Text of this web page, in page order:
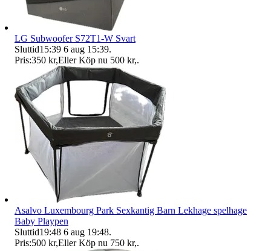
LG Subwoofer S72T1-W Svart
Sluttid15:39 6 aug 15:39.
Pris:350 kr,Eller Köp nu 500 kr,.
Asalvo Luxembourg Park Sexkantig Barn Lekhage spelhage
Baby Playpen
Sluttid19:48 6 aug 19:48.
Pris:500 kr,Eller Köp nu 750 kr,.